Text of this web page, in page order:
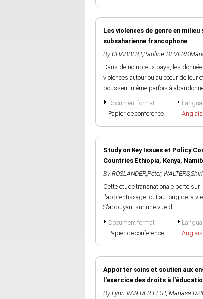
Les violences de genre en
subsaharienne francophone
By CHABBERT,Pauline,
Dans de nombreux pays, les
violences autour ou au cœur de leur
poussent même parfois à
Document format
Papier de conference
Anglais
Study on Key Issues et Policy
Countries Ethiopia, Kenya,
By ROSLANDER,Peter,
Cette étude transnationale porte
l'apprentissage tout au long de la
S'appuyant sur une vue d...
Document format
Papier de conference
Anglais
Apporter soins et soutien aux
l'exercice des droits à
By Lynn VAN DER ELST, Manasa